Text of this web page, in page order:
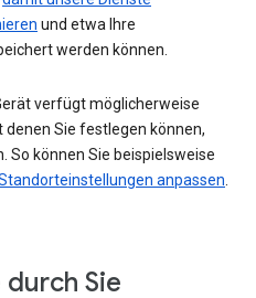
und etwa Ihre
werden können.
verfügt möglicherweise
Sie festlegen können,
So können Sie beispielsweise
anpassen
Sie